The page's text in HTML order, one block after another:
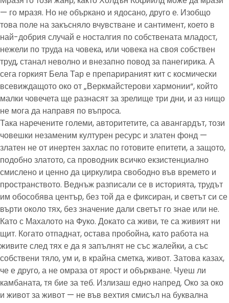
— го мразя. Но не объркано и ядосано, друго е. Изобщо
това поле на закъсняло вчувстване и сантимент, което в
най-добрия случай е носталгия по собствената младост,
нежели по труда на човека, или човека на своя собствен
труд, станал неволно и внезапно повод за панегирика. А
сега горкият Бела Тар е препарираният кит с космически
всевиждащото око от „Веркмайстерови хармонии“, който
малки човечета ще разнасят за зрелище три дни, и аз нищо
не мога да направя по въпроса.
Така наречените големи, авторитетите, са авангардът, този
човешки незаменим културен ресурс и златен фонд —
златен не от инертен захлас по готовите епитети, а защото,
подобно златото, са проводник всичко екзистенциално
смислено и ценно да циркулира свободно във времето и
пространството. Веднъж разписали се в историята, трудът
им обособява център, без той да е фиксиран, и светът си се
върти около тях, без значение дали светът го знае или не.
Като с Махалото на Фуко. Докато са живи, те са живият ни
щит. Когато отпаднат, остава пробойна, като работа на
живите след тях е да я запълнят не със жалейки, а със
собствени тяло, ум и, в крайна сметка, живот. Затова казах,
че е друго, а не омраза от ярост и объркване. Чуеш ли
камбаната, тя бие за теб. Излизаш едно напред. Око за око
и живот за живот — не във вехтия смисъл на буквална